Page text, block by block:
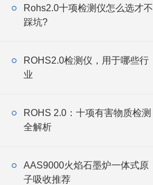
Rohs2.0十项检测仪怎么选才不
踩坑?
ROHS2.0检测仪，用于哪些行
业
ROHS 2.0：十项有害物质检测
全解析
AAS9000火焰石墨炉一体式原
子吸收推荐